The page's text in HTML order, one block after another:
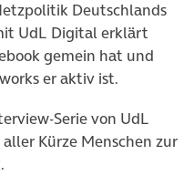
Deutschlands
UdL Digital erklärt
gemein hat und
er aktiv ist.
Serie von UdL
Kürze Menschen zur